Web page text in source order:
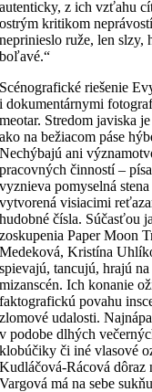
autenticky, z ich vzťahu
ostrým kritikom
neprinieslo ruže, len slzy,
boľavé.“
Scénografické riešenie
i dokumentárnymi
meotar. Stredom javiska
ako na bežiacom páse
Nechýbajú ani
pracovných činností –
vyznieva pomyselná
vytvorená visiacimi
hudobné čísla. Súčasťou
zoskupenia Paper Moon
Medeková, Kristína
spievajú, tancujú, hrajú
mizanscén. Ich konanie
faktografickú povahu
zlomové udalosti.
v podobe dlhých
klobúčiky či iné vlasové
Kudláčová-Rácová dôraz
Vargová má na sebe